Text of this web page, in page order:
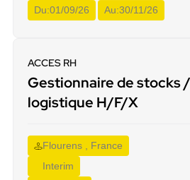
Du:01/09/26 Au:30/11/26
ACCES RH
Gestionnaire de stocks
logistique H/F/X
Flourens , France
Interim